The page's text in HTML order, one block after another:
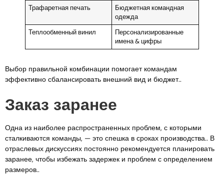
Трафаретная печать
Бюджетная командная
одежда
Теплообменный винил
Персонализированные
имена & цифры
Выбор правильной комбинации помогает командам
эффективно сбалансировать внешний вид и бюджет..
Заказ заранее
Одна из наиболее распространенных проблем, с которыми
сталкиваются команды, — это спешка в сроках производства.. В
отраслевых дискуссиях постоянно рекомендуется планировать
заранее, чтобы избежать задержек и проблем с определением
размеров..